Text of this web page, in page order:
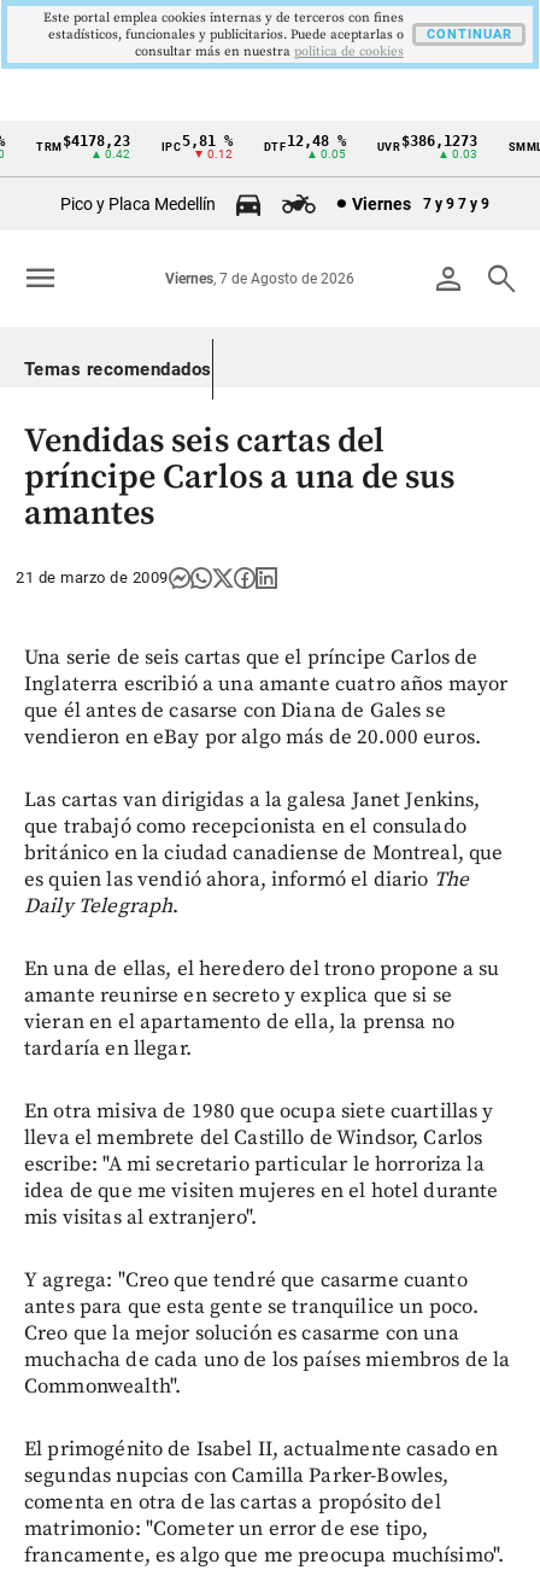
Cintillo
Colombia
TRM$4178,23
▲ 0.42
5,81 %
▼ 0.12
DTF12,48 %
▲ 0.05
UVR$386,1273
▲ 0.03
SMMLV
Pico y Placa Medellín Viernes 7 y 9 7 y 9
person search
Viernes, 7 de Agosto de 2026
menu
Temas recomendados
Vendidas seis cartas del
príncipe Carlos a una de sus
amantes
21 de marzo de 2009
Una serie de seis cartas que el príncipe Carlos de
Inglaterra escribió a una amante cuatro años mayor
que él antes de casarse con Diana de Gales se
vendieron en eBay por algo más de 20.000 euros.
Las cartas van dirigidas a la galesa Janet Jenkins,
que trabajó como recepcionista en el consulado
británico en la ciudad canadiense de Montreal, que
es quien las vendió ahora, informó el diario The
Daily Telegraph.
En una de ellas, el heredero del trono propone a su
amante reunirse en secreto y explica que si se
vieran en el apartamento de ella, la prensa no
tardaría en llegar.
En otra misiva de 1980 que ocupa siete cuartillas y
lleva el membrete del Castillo de Windsor, Carlos
escribe: "A mi secretario particular le horroriza la
idea de que me visiten mujeres en el hotel durante
mis visitas al extranjero".
Y agrega: "Creo que tendré que casarme cuanto
antes para que esta gente se tranquilice un poco.
Creo que la mejor solución es casarme con una
muchacha de cada uno de los países miembros de la
Commonwealth".
El primogénito de Isabel II, actualmente casado en
segundas nupcias con Camilla Parker-Bowles,
comenta en otra de las cartas a propósito del
matrimonio: "Cometer un error de ese tipo,
francamente, es algo que me preocupa muchísimo".
Este portal emplea cookies internas y de terceros con fines
estadísticos, funcionales y publicitarios. Puede aceptarlas o
consultar más en nuestra politica de cookies
CONTINUAR